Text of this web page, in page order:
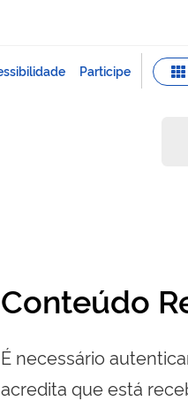
Conteúdo
É necessário
acredita que está